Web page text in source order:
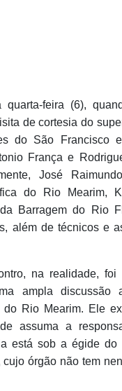
feira (6),
de cortesia do
do São Francisco
França e
José
do Rio Mearim,
Barragem do Rio
além de técnicos e
na realidade,
ampla discussão
Rio Mearim. Ele
assuma a
está sob a égide do
órgão não tem